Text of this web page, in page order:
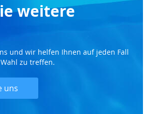
weitere
und wir helfen Ihnen auf jeden Fall
zu treffen.
uns